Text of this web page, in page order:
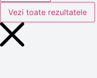
Vezi toate rezultatele